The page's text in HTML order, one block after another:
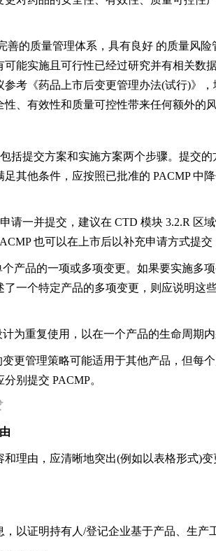
的质量管理体系，具有良好 的质量风险
能实施且可行性已经过研究并有相关数
考《药品上市后变更管理办法(试行)》
、有效性和质量可控性带来任何额外的风
提交方案和实施方案两个步骤。提交的
其他条件，应按照已批准的 PACMP 中
一并提交，建议在 CTD 模块 3.2.R 区
也可以在上市后以补充申请方式提交
品的一项或多项变更。如果要实施多
一个特定产品的多项变更，则应说明这
重复使用，以在一个产品的生命周期内
管理策略可能适用于其他产品，但每
别提交 PACMP。
由，应清晰地突出(例如以表格形式)变
证明持有人/登记企业基于产品、生产